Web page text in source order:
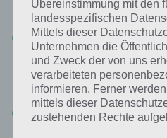
die Tür öffnet. Ansonsten wird
100 Zombies Level 7: In Level 7
zunächst sein Smartphone nach
schütteln. Dabei sei gesagt,
schütteln muss. Im zweiten
Brechstange aufnehmen und
Level 8: Zum ersten mal sterben
8. Ihr müsst innerhalb kürzester
Übereinstimmung mit den
landesspezifischen
Mittels dieser
Unternehmen die
und Zweck der von uns
verarbeiteten
informieren. Ferner
mittels dieser
zustehenden Rechte